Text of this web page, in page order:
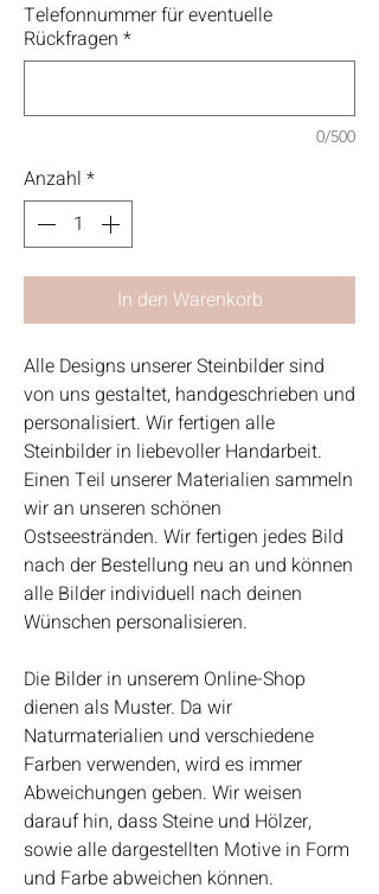
Telefonnummer für eventuelle
Rückfragen *
0/500
Anzahl *
In den Warenkorb
Alle Designs unserer Steinbilder sind
von uns gestaltet, handgeschrieben und
personalisiert. Wir fertigen alle
Steinbilder in liebevoller Handarbeit.
Einen Teil unserer Materialien sammeln
wir an unseren schönen
Ostseestränden. Wir fertigen jedes Bild
nach der Bestellung neu an und können
alle Bilder individuell nach deinen
Wünschen personalisieren.
Die Bilder in unserem Online-Shop
dienen als Muster. Da wir
Naturmaterialien und verschiedene
Farben verwenden, wird es immer
Abweichungen geben. Wir weisen
darauf hin, dass Steine und Hölzer,
sowie alle dargestellten Motive in Form
und Farbe abweichen können.